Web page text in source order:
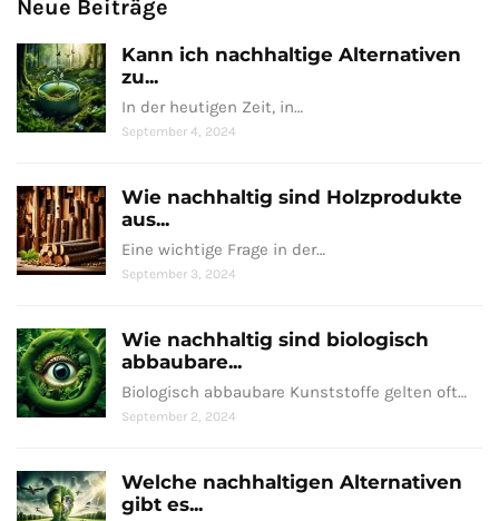
Neue Beiträge
Kann ich nachhaltige Alternativen
zu...
In der heutigen Zeit, in…
September 4, 2024
Wie nachhaltig sind Holzprodukte
aus...
Eine wichtige Frage in der…
September 3, 2024
Wie nachhaltig sind biologisch
abbaubare...
Biologisch abbaubare Kunststoffe gelten oft…
September 2, 2024
Welche nachhaltigen Alternativen
gibt es...